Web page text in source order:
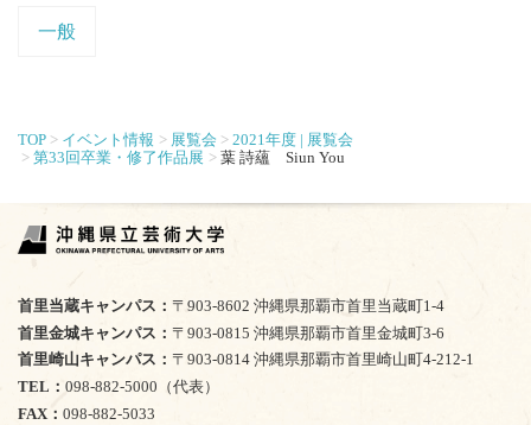
一般
TOP イベント情報 展覧会
2021年度 | 展覧会
第33回卒業・修了作品展
葉 詩蘊 Siun You
TEL
098-882-5000（代表）
FAX
098-882-5033
首里当蔵キャンパス
〒903-8602 沖縄県那覇市首里当蔵町1-4
首里金城キャンパス
〒903-0815 沖縄県那覇市首里金城町3-6
首里崎山キャンパス
〒903-0814 沖縄県那覇市首里崎山町4-212-1